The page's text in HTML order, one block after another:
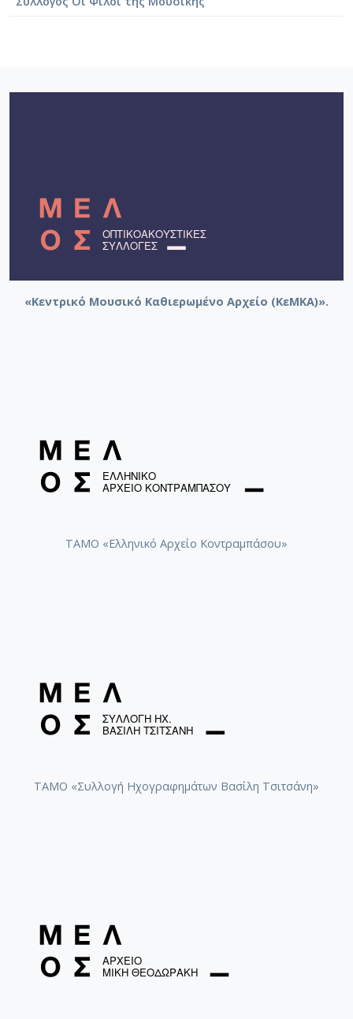
«Κεντρικό Μουσικό Καθιερωμένο Αρχείο (ΚεΜΚΑ)».
ΤΑΜΟ «Ελληνικό Αρχείο Κοντραμπάσου»
ΤΑΜΟ «Συλλογή Ηχογραφημάτων Βασίλη Τσιτσάνη»